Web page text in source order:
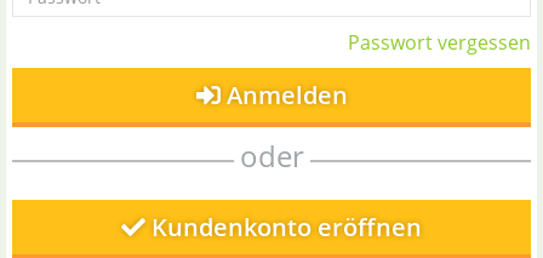
Passwort vergessen
Anmelden
oder
Kundenkonto eröffnen